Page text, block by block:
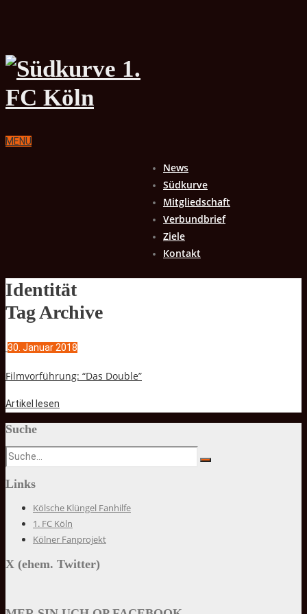
MENU
News
Südkurve
Mitgliedschaft
Verbundbrief
Ziele
Kontakt
Identität
Tag Archive
30. Januar 2018
Filmvorführung: “Das Double”
Artikel lesen
Suche
Links
Kölsche Klüngel Fanhilfe
1. FC Köln
Kölner Fanprojekt
X (ehem. Twitter)